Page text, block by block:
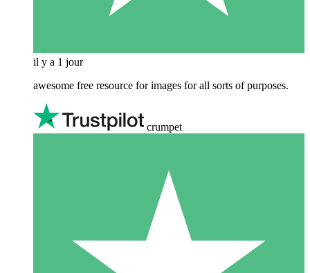
il y a 1 jour
awesome free resource for images for all sorts of purposes.
crumpet